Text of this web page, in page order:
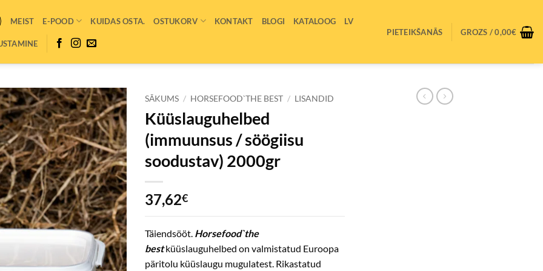
MEIST E-POOD KUIDAS OSTA. OSTUKORV KONTAKT BLOGI KATALOOG LV
PIETEIKŠANĀS GROZS /0,00€
SĀKUMS / HORSEFOOD`THE BEST / LISANDID
Küüslauguhelbed
(immuunsus / söögiisu
soodustav) 2000gr
37,62€
Täiendsööt. Horsefood`the
bestküüslauguhelbed on valmistatud Euroopa
päritolu küüslaugu mugulatest. Rikastatud